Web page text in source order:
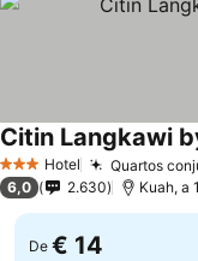
3 EstrelasHotel Quartos
Citin Langkawi
6,0 2.630 Kuah, a
De € 14